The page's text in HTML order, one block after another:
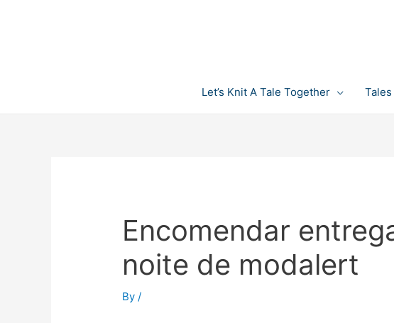
Let’s Knit A Tale Together Tales
Encomendar
noite de modalert
By/